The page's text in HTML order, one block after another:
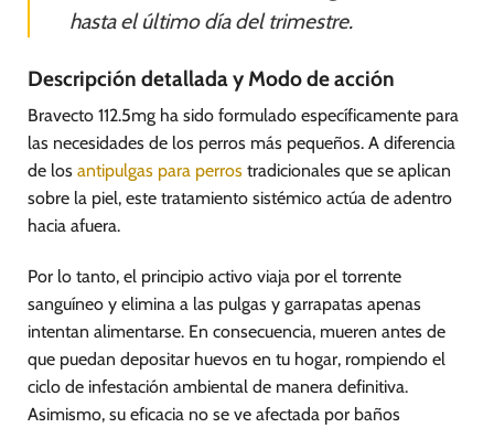
hasta el último día del trimestre.
Descripción detallada y Modo de acción
Bravecto 112.5mg ha sido formulado específicamente para
las necesidades de los perros más pequeños. A diferencia
de los antipulgas para perros tradicionales que se aplican
sobre la piel, este tratamiento sistémico actúa de adentro
hacia afuera.
Por lo tanto, el principio activo viaja por el torrente
sanguíneo y elimina a las pulgas y garrapatas apenas
intentan alimentarse. En consecuencia, mueren antes de
que puedan depositar huevos en tu hogar, rompiendo el
ciclo de infestación ambiental de manera definitiva.
Asimismo, su eficacia no se ve afectada por baños